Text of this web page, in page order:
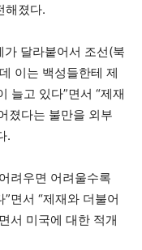
해졌다.
가 달라붙어서 조선(북
이는 백성들한테 제
늘고 있다”면서 “제재
졌다는 불만을 외부
.
려우면 어려울수록
면서 “제재와 더불어
서 미국에 대한 적개